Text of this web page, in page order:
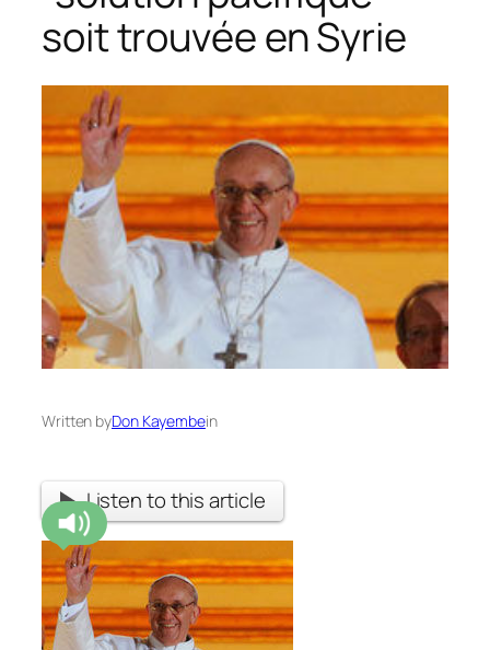
soit trouvée en Syrie
Written byDon Kayembein
Listen to this article